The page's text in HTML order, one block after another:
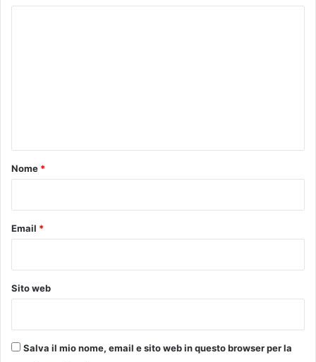
m
o
l
l
i
c
h
r
d
o
Nome *
Email *
Sito web
Salva il mio nome, email e sito web in questo browser per la